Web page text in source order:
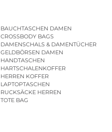
BAUCHTASCHEN DAMEN
CROSSBODY BAGS
DAMENSCHALS & DAMENTÜCHER
GELDBÖRSEN DAMEN
HANDTASCHEN
HARTSCHALENKOFFER
HERREN KOFFER
LAPTOPTASCHEN
RUCKSÄCKE HERREN
TOTE BAG